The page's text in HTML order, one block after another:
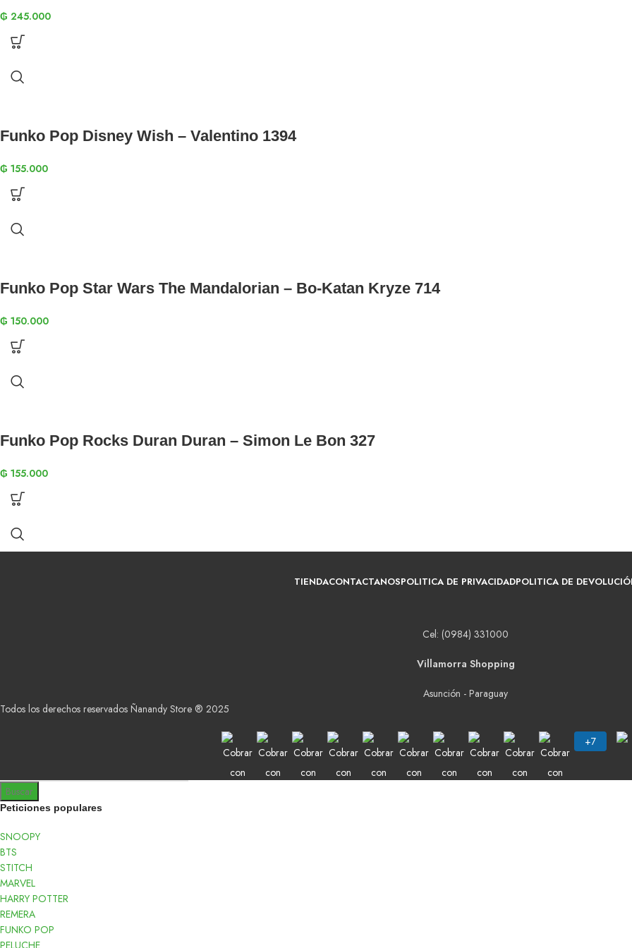
₲ 245.000
Funko Pop Disney Wish – Valentino 1394
₲ 155.000
Funko Pop Star Wars The Mandalorian – Bo-Katan Kryze 714
₲ 150.000
Funko Pop Rocks Duran Duran – Simon Le Bon 327
₲ 155.000
TIENDACONTACTANOSPOLITICA DE PRIVACIDADPOLITICA DE
Cel: (0984) 331000
Villamorra Shopping
Asunción - Paraguay
Todos los derechos reservados Ñanandy Store ® 2025
Buscar
Peticiones populares
SNOOPY
BTS
STITCH
MARVEL
HARRY POTTER
REMERA
FUNKO POP
PELUCHE